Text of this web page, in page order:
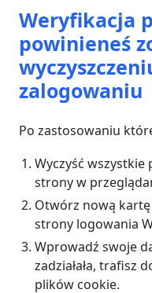
Weryfikacja
powinieneś
zalogowaniu
Po zastosowaniu
Wyczyść
strony w
Otwórz nową
strony logowania
Wprowadź swoje
zadziałała, trafisz
plików cookie.